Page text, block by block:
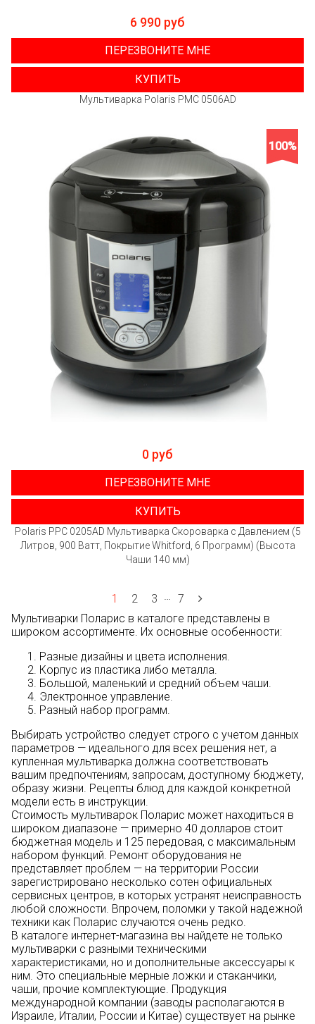
6 990 руб
ПЕРЕЗВОНИТЕ МНЕ
КУПИТЬ
Мультиварка Polaris PMC 0506AD
100%
0 руб
ПЕРЕЗВОНИТЕ МНЕ
КУПИТЬ
Polaris PPC 0205AD Мультиварка Скороварка с Давлением (5
Литров, 900 Ватт, Покрытие Whitford, 6 Программ) (Высота
Чаши 140 мм)
1 2 3
7
Мультиварки Поларис в каталоге представлены в
широком ассортименте. Их основные особенности:
Разные дизайны и цвета исполнения.
Корпус из пластика либо металла.
Большой, маленький и средний объем чаши.
Электронное управление.
Разный набор программ.
Выбирать устройство следует строго с учетом данных
параметров — идеального для всех решения нет, а
купленная мультиварка должна соответствовать
вашим предпочтениям, запросам, доступному бюджету,
образу жизни. Рецепты блюд для каждой конкретной
модели есть в инструкции.
Стоимость мультиварок Поларис может находиться в
широком диапазоне — примерно 40 долларов стоит
бюджетная модель и 125 передовая, с максимальным
набором функций. Ремонт оборудования не
представляет проблем — на территории России
зарегистрировано несколько сотен официальных
сервисных центров, в которых устранят неисправность
любой сложности. Впрочем, поломки у такой надежной
техники как Поларис случаются очень редко.
В каталоге интернет-магазина вы найдете не только
мультиварки с разными техническими
характеристиками, но и дополнительные аксессуары к
ним. Это специальные мерные ложки и стаканчики,
чаши, прочие комплектующие. Продукция
международной компании (заводы располагаются в
Израиле, Италии, России и Китае) существует на рынке